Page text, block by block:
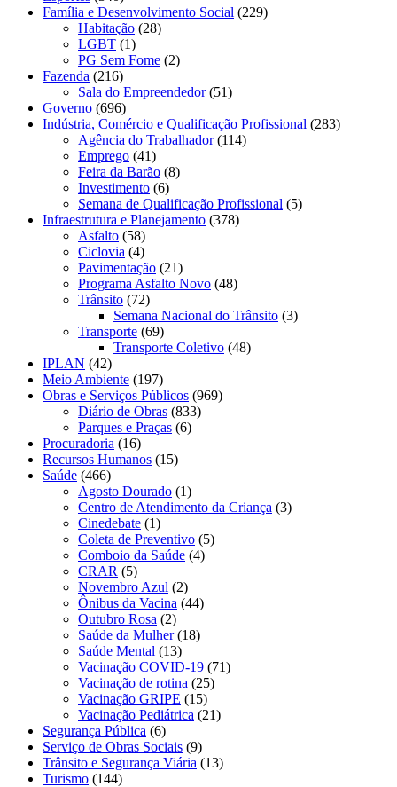
Família e Desenvolvimento Social (229)
Habitação (28)
LGBT (1)
PG Sem Fome (2)
Fazenda (216)
Sala do Empreendedor(51)
Governo (696)
Indústria, Comércio e Qualificação Profissional (283)
Agência do Trabalhador(114)
Emprego (41)
Feira da Barão (8)
Investimento (6)
Semana de Qualificação Profissional (5)
Infraestrutura e Planejamento (378)
Asfalto (58)
Ciclovia (4)
Pavimentação (21)
Programa Asfalto Novo (48)
Trânsito (72)
Semana Nacional do Trânsito (3)
Transporte (69)
Transporte Coletivo (48)
IPLAN (42)
Meio Ambiente (197)
Obras e Serviços Públicos (969)
Diário de Obras (833)
Parques e Praças (6)
Procuradoria (16)
Recursos Humanos (15)
Saúde (466)
Agosto Dourado (1)
Centro de Atendimento da Criança (3)
Cinedebate (1)
Coleta de Preventivo (5)
Comboio da Saúde (4)
CRAR (5)
Novembro Azul (2)
Ônibus da Vacina (44)
Outubro Rosa (2)
Saúde da Mulher(18)
Saúde Mental (13)
Vacinação COVID-19 (71)
Vacinação de rotina (25)
Vacinação GRIPE (15)
Vacinação Pediátrica (21)
Segurança Pública (6)
Serviço de Obras Sociais (9)
Trânsito e Segurança Viária (13)
Turismo (144)